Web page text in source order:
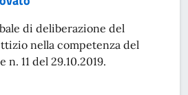
di deliberazione del
nella competenza del
11 del 29.10.2019.